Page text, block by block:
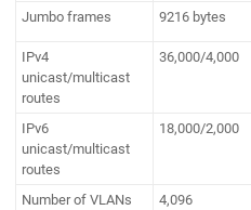
Jumbo frames 9216 bytes
IPv4
unicast/multicast
routes
36,000/4,000
IPv6
unicast/multicast
routes
18,000/2,000
Number of VLANs 4,096